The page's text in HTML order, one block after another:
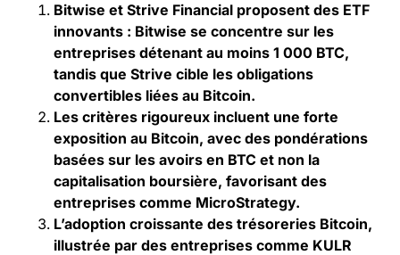
Bitwise et Strive Financial proposent des ETF
innovants : Bitwise se concentre sur les
entreprises détenant au moins 1 000 BTC,
tandis que Strive cible les obligations
convertibles liées au Bitcoin.
Les critères rigoureux incluent une forte
exposition au Bitcoin, avec des pondérations
basées sur les avoirs en BTC et non la
capitalisation boursière, favorisant des
entreprises comme MicroStrategy.
L’adoption croissante des trésoreries Bitcoin,
illustrée par des entreprises comme KULR